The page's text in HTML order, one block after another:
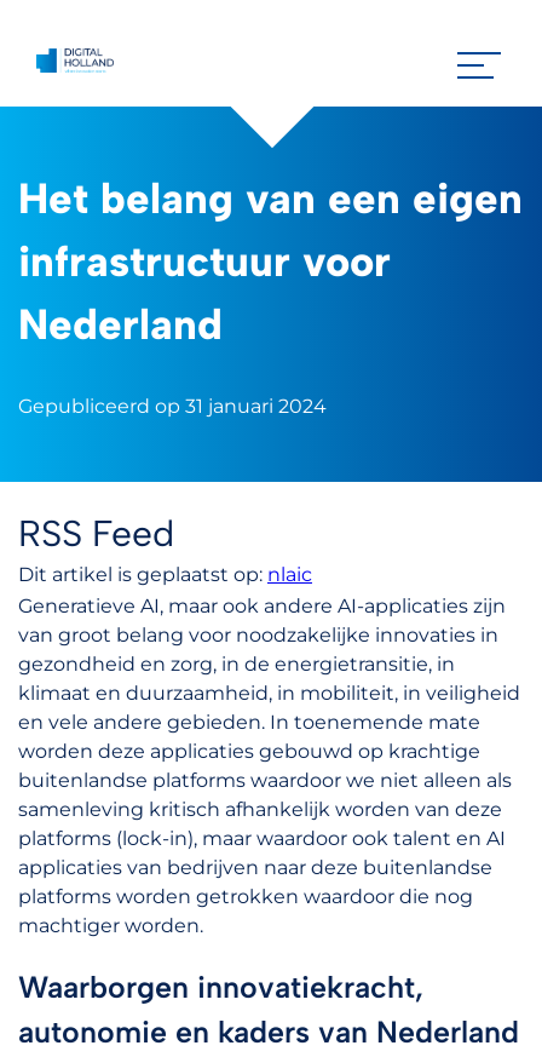
Het belang van een eigen
infrastructuur voor
Nederland
Gepubliceerd op 31 januari 2024
RSS Feed
Dit artikel is geplaatst op: nlaic
Generatieve AI, maar ook andere AI-applicaties zijn
van groot belang voor noodzakelijke innovaties in
gezondheid en zorg, in de energietransitie, in
klimaat en duurzaamheid, in mobiliteit, in veiligheid
en vele andere gebieden. In toenemende mate
worden deze applicaties gebouwd op krachtige
buitenlandse platforms waardoor we niet alleen als
samenleving kritisch afhankelijk worden van deze
platforms (lock-in), maar waardoor ook talent en AI
applicaties van bedrijven naar deze buitenlandse
platforms worden getrokken waardoor die nog
machtiger worden.
Waarborgen innovatiekracht,
autonomie en kaders van Nederland